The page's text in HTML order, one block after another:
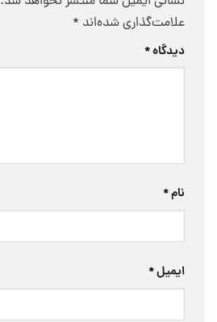
علامت‌گذاری شده‌اند *
دیدگاه*
نام*
ایمیل*